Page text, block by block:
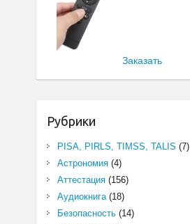
Заказать
Рубрики
PISA, PIRLS, TIMSS, TALIS (7)
Астрономия(4)
Аттестация(156)
Аудиокнига(18)
Безопасность(14)